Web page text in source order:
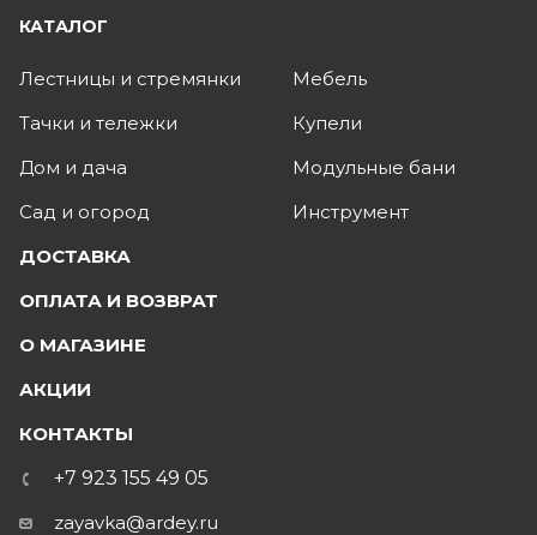
КАТАЛОГ
Лестницы и стремянки
Тачки и тележки
Дом и дача
Сад и огород
Мебель
Купели
Модульные бани
Инструмент
ДОСТАВКА
ОПЛАТА И ВОЗВРАТ
О МАГАЗИНЕ
АКЦИИ
КОНТАКТЫ
+7 923 155 49 05
zayavka@ardey.ru